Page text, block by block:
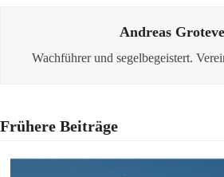
Andreas
Wachführer und segelbegeistert.
Frühere Beiträge